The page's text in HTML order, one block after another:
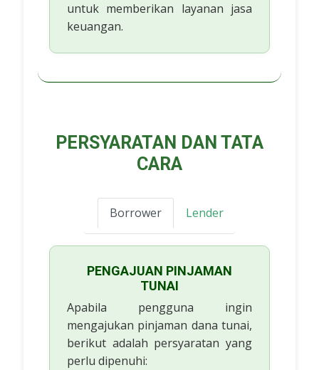
untuk memberikan layanan jasa
keuangan.
PERSYARATAN DAN TATA
CARA
Borrower Lender
PENGAJUAN PINJAMAN
TUNAI
Apabila pengguna ingin
mengajukan pinjaman dana tunai,
berikut adalah persyaratan yang
perlu dipenuhi: